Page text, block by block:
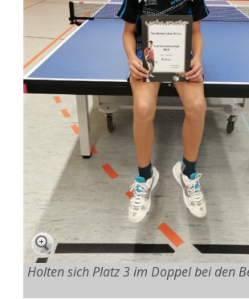
Holten sich Platz 3 im Doppel bei den